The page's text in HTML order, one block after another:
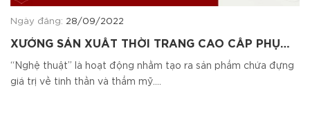
Ngày đăng: 28/09/2022
XƯỞNG SẢN XUẤT THỜI TRANG CAO CẤP PHỤ
KIỆN TỪ DA
“Nghệ thuật” là hoạt động nhằm tạo ra sản phẩm chứa đựng
giá trị về tinh thần và thẩm mỹ....